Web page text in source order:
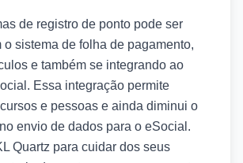
de registro de ponto pode ser
sistema de folha de pagamento,
e também se integrando ao
Essa integração permite
e pessoas e ainda diminui o
envio de dados para o eSocial.
Quartz para cuidar dos seus